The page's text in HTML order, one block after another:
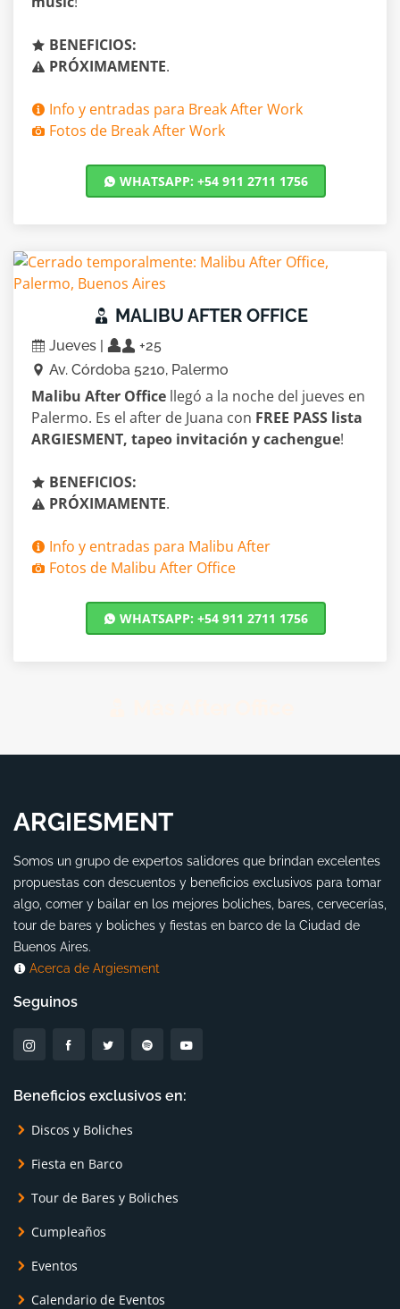
BENEFICIOS:
PRÓXIMAMENTE.
Info y entradas para Break After Work
Fotos de Break After Work
WHATSAPP: +54 911 2711 1756
MALIBU AFTER OFFICE
Jueves |
+25
Av. Córdoba 5210, Palermo
Malibu After Office llegó a la noche del jueves en
Palermo. Es el after de Juana con FREE PASS lista
ARGIESMENT, tapeo invitación y cachengue!
BENEFICIOS:
PRÓXIMAMENTE.
Info y entradas para Malibu After
Fotos de Malibu After Office
WHATSAPP: +54 911 2711 1756
ARGIESMENT
Somos un grupo de expertos salidores que brindan excelentes
propuestas con descuentos y beneficios exclusivos para tomar
algo, comer y bailar en los mejores boliches, bares, cervecerías,
tour de bares y boliches y fiestas en barco de la Ciudad de
Buenos Aires.
Acerca de Argiesment
Seguinos
Beneficios exclusivos en:
Discos y Boliches
Fiesta en Barco
Tour de Bares y Boliches
Cumpleaños
Eventos
Calendario de Eventos